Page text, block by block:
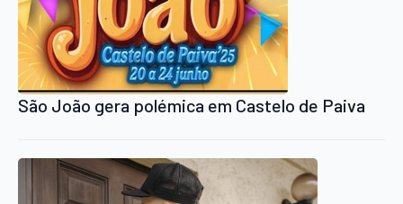
São João gera polémica em Castelo de Paiva